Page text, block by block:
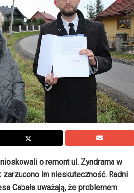
o remont ul. Zyndrama w
zarzucono im nieskuteczność. Radni
Cabała uważają, że problemem